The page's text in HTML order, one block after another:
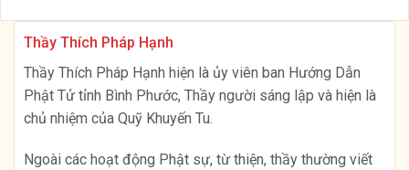
Thầy Thích Pháp Hạnh
Thầy Thích Pháp Hạnh hiện là ủy viên ban Hướng Dẫn
Phật Tử tỉnh Bình Phước, Thầy người sáng lập và hiện là
chủ nhiệm của Quỹ Khuyến Tu.
Ngoài các hoạt động Phật sự, từ thiện, thầy thường viết